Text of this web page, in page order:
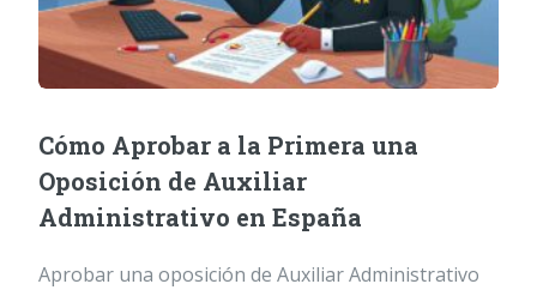
Cómo Aprobar a la Primera una
Oposición de Auxiliar
Administrativo en España
Aprobar una oposición de Auxiliar Administrativo